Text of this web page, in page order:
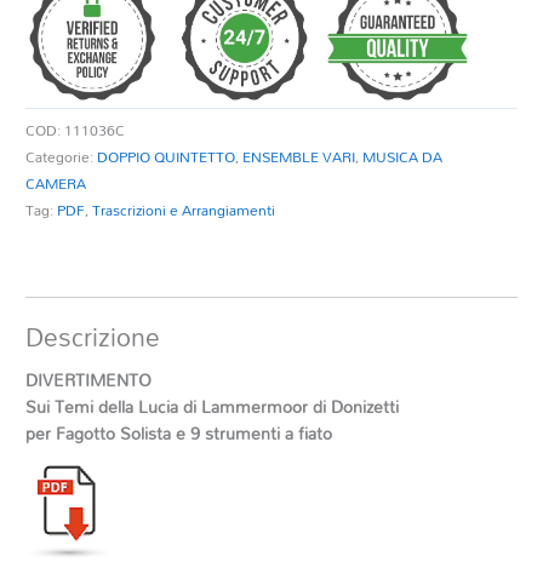
DOPPIO
QUINTETTO
quantità
COD: 111036C
Categorie: DOPPIO QUINTETTO, ENSEMBLE VARI, MUSICA DA
CAMERA
Tag: PDF,Trascrizioni e Arrangiamenti
Descrizione
DIVERTIMENTO
Sui Temi della Lucia di Lammermoor di Donizetti
per Fagotto Solista e 9 strumenti a fiato